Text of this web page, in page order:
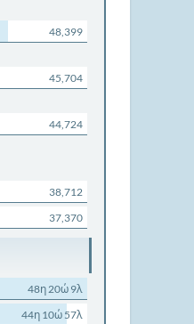
48,399
45,704
44,724
38,712
37,370
48η 20ώ 9λ
44η 10ώ 57λ